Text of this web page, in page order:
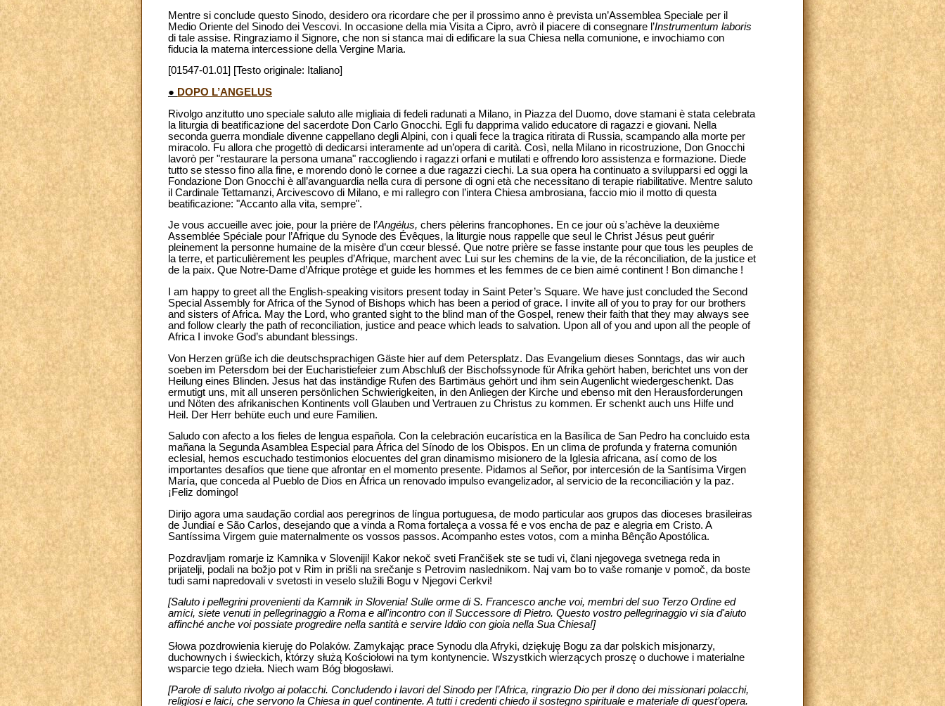
Mentre si conclude questo Sinodo, desidero ora ricordare che per il prossimo anno è prevista un’Assemblea Speciale per il
Medio Oriente del Sinodo dei Vescovi. In occasione della mia Visita a Cipro, avrò il piacere di consegnare l’Instrumentum laboris
di tale assise. Ringraziamo il Signore, che non si stanca mai di edificare la sua Chiesa nella comunione, e invochiamo con
fiducia la materna intercessione della Vergine Maria.
[01547-01.01] [Testo originale: Italiano]
● DOPO L’ANGELUS
Rivolgo anzitutto uno speciale saluto alle migliaia di fedeli radunati a Milano, in Piazza del Duomo, dove stamani è stata celebrata
la liturgia di beatificazione del sacerdote Don Carlo Gnocchi. Egli fu dapprima valido educatore di ragazzi e giovani. Nella
seconda guerra mondiale divenne cappellano degli Alpini, con i quali fece la tragica ritirata di Russia, scampando alla morte per
miracolo. Fu allora che progettò di dedicarsi interamente ad un’opera di carità. Così, nella Milano in ricostruzione, Don Gnocchi
lavorò per "restaurare la persona umana" raccogliendo i ragazzi orfani e mutilati e offrendo loro assistenza e formazione. Diede
tutto se stesso fino alla fine, e morendo donò le cornee a due ragazzi ciechi. La sua opera ha continuato a svilupparsi ed oggi la
Fondazione Don Gnocchi è all’avanguardia nella cura di persone di ogni età che necessitano di terapie riabilitative. Mentre saluto
il Cardinale Tettamanzi, Arcivescovo di Milano, e mi rallegro con l’intera Chiesa ambrosiana, faccio mio il motto di questa
beatificazione: "Accanto alla vita, sempre".
Je vous accueille avec joie, pour la prière de l’Angélus, chers pèlerins francophones. En ce jour où s’achève la deuxième
Assemblée Spéciale pour l’Afrique du Synode des Évêques, la liturgie nous rappelle que seul le Christ Jésus peut guérir
pleinement la personne humaine de la misère d’un cœur blessé. Que notre prière se fasse instante pour que tous les peuples de
la terre, et particulièrement les peuples d’Afrique, marchent avec Lui sur les chemins de la vie, de la réconciliation, de la justice et
de la paix. Que Notre-Dame d’Afrique protège et guide les hommes et les femmes de ce bien aimé continent ! Bon dimanche !
I am happy to greet all the English-speaking visitors present today in Saint Peter’s Square. We have just concluded the Second
Special Assembly for Africa of the Synod of Bishops which has been a period of grace. I invite all of you to pray for our brothers
and sisters of Africa. May the Lord, who granted sight to the blind man of the Gospel, renew their faith that they may always see
and follow clearly the path of reconciliation, justice and peace which leads to salvation. Upon all of you and upon all the people of
Africa I invoke God’s abundant blessings.
Von Herzen grüße ich die deutschsprachigen Gäste hier auf dem Petersplatz. Das Evangelium dieses Sonntags, das wir auch
soeben im Petersdom bei der Eucharistiefeier zum Abschluß der Bischofssynode für Afrika gehört haben, berichtet uns von der
Heilung eines Blinden. Jesus hat das inständige Rufen des Bartimäus gehört und ihm sein Augenlicht wiedergeschenkt. Das
ermutigt uns, mit all unseren persönlichen Schwierigkeiten, in den Anliegen der Kirche und ebenso mit den Herausforderungen
und Nöten des afrikanischen Kontinents voll Glauben und Vertrauen zu Christus zu kommen. Er schenkt auch uns Hilfe und
Heil. Der Herr behüte euch und eure Familien.
Saludo con afecto a los fieles de lengua española. Con la celebración eucarística en la Basílica de San Pedro ha concluido esta
mañana la Segunda Asamblea Especial para África del Sínodo de los Obispos. En un clima de profunda y fraterna comunión
eclesial, hemos escuchado testimonios elocuentes del gran dinamismo misionero de la Iglesia africana, así como de los
importantes desafíos que tiene que afrontar en el momento presente. Pidamos al Señor, por intercesión de la Santísima Virgen
María, que conceda al Pueblo de Dios en África un renovado impulso evangelizador, al servicio de la reconciliación y la paz.
¡Feliz domingo!
Dirijo agora uma saudação cordial aos peregrinos de língua portuguesa, de modo particular aos grupos das dioceses brasileiras
de Jundiaí e São Carlos, desejando que a vinda a Roma fortaleça a vossa fé e vos encha de paz e alegria em Cristo. A
Santíssima Virgem guie maternalmente os vossos passos. Acompanho estes votos, com a minha Bênção Apostólica.
Pozdravljam romarje iz Kamnika v Sloveniji! Kakor nekoč sveti Frančišek ste se tudi vi, člani njegovega svetnega reda in
prijatelji, podali na božjo pot v Rim in prišli na srečanje s Petrovim naslednikom. Naj vam bo to vaše romanje v pomoč, da boste
tudi sami napredovali v svetosti in veselo služili Bogu v Njegovi Cerkvi!
[Saluto i pellegrini provenienti da Kamnik in Slovenia! Sulle orme di S. Francesco anche voi, membri del suo Terzo Ordine ed
amici, siete venuti in pellegrinaggio a Roma e all'incontro con il Successore di Pietro. Questo vostro pellegrinaggio vi sia d'aiuto
affinché anche voi possiate progredire nella santità e servire Iddio con gioia nella Sua Chiesa!]
Słowa pozdrowienia kieruję do Polaków. Zamykając prace Synodu dla Afryki, dziękuję Bogu za dar polskich misjonarzy,
duchownych i świeckich, którzy służą Kościołowi na tym kontynencie. Wszystkich wierzących proszę o duchowe i materialne
wsparcie tego dzieła. Niech wam Bóg błogosławi.
[Parole di saluto rivolgo ai polacchi. Concludendo i lavori del Sinodo per l’Africa, ringrazio Dio per il dono dei missionari polacchi,
religiosi e laici, che servono la Chiesa in quel continente. A tutti i credenti chiedo il sostegno spirituale e materiale di quest’opera.